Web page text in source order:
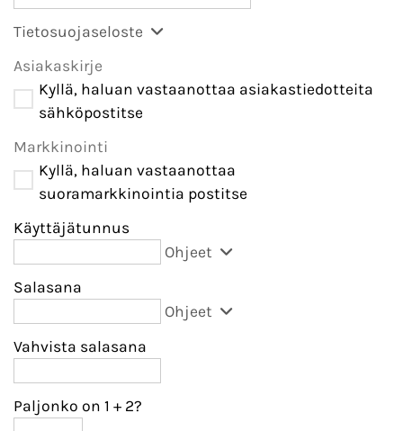
Tietosuojaseloste
Asiakaskirje
Kyllä, haluan vastaanottaa asiakastiedotteita
sähköpostitse
Markkinointi
Kyllä, haluan vastaanottaa
suoramarkkinointia postitse
Käyttäjätunnus
Ohjeet
Salasana
Ohjeet
Vahvista salasana
Paljonko on 1 + 2?